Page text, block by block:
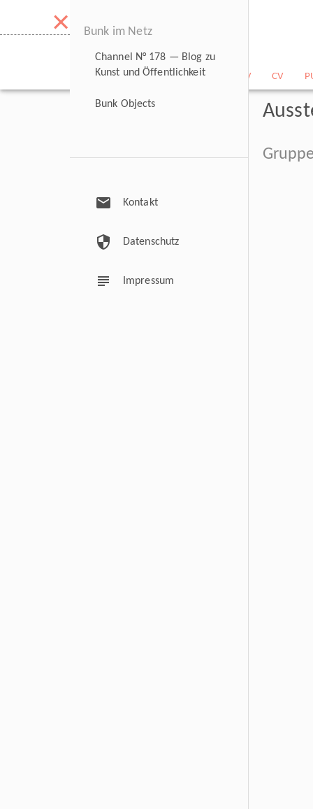
×
NEWS BILDARCHIV CV
Bunk im Netz
Channel N° 178 — Blog zu
Kunst und Öffentlichkeit
Bunk Objects
mail Kontakt
security Datenschutz
subject Impressum